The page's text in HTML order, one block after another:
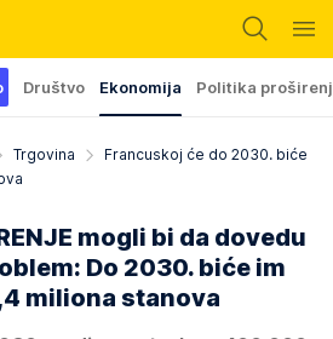
Društvo Ekonomija Politika
Trgovina
Francuskoj će do 2030. biće
mogli bi da dovedu
Do 2030. biće im
miliona stanova